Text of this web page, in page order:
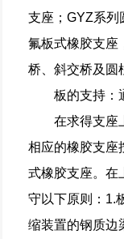
支座；GYZ系列
氟板式橡胶支座
桥、斜交桥及圆
板的支持：
在求得支座
相应的橡胶支座
式橡胶支座。在
守以下原则：1.
缩装置的钢质边